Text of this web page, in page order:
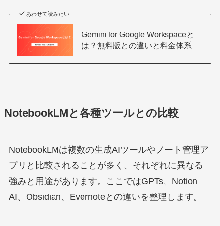
あわせて読みたい
Gemini for Google Workspaceと
は？無料版との違いと料金体系
NotebookLMと各種ツールとの比較
NotebookLMは複数の生成AIツールやノート管理ア
プリと比較されることが多く、それぞれに異なる
強みと用途があります。ここではGPTs、Notion
AI、Obsidian、Evernoteとの違いを整理します。